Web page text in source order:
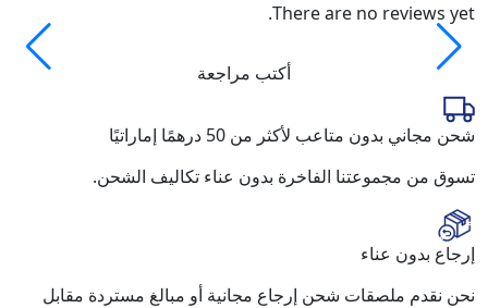
There are no reviews yet.
أكتب مراجعة
شحن مجاني بدون متاعب لأكثر من 50 درهمًا إماراتيًا
تسوق من مجموعتنا الفاخرة بدون عناء تكاليف الشحن.
إرجاع بدون عناء
نحن نقدم ملصقات شحن إرجاع مجانية أو مبالغ مستردة مقابل